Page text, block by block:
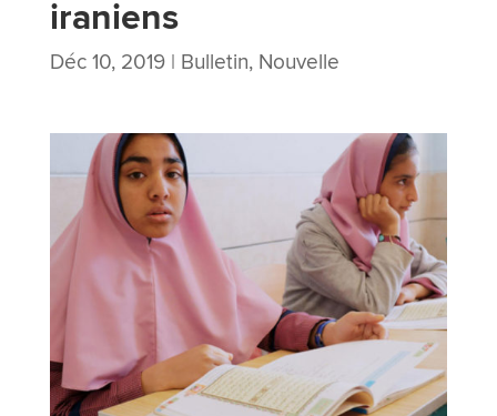
iraniens
Déc 10, 2019| Bulletin, Nouvelle